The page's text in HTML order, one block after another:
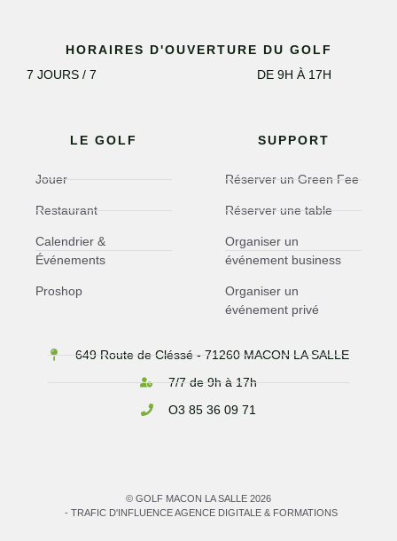
LE GOLF
Jouer
Restaurant
Calendrier &
Événements
Proshop
SUPPORT
Réserver un Green Fee
Réserver une table
Organiser un
événement business
Organiser un
événement privé
649 Route de Cléssé - 71260 MACON LA SALLE
7/7 de 9h à 17h
O3 85 36 09 71
© GOLF MACON LA SALLE 2026
- TRAFIC D'INFLUENCE AGENCE DIGITALE & FORMATIONS
HORAIRES D'OUVERTURE DU GOLF
7 JOURS / 7
DE 9H À 17H